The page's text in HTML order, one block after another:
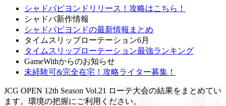
シャドバビヨンドリリース！攻略はこちら！
シャドバ新作情報
シャドバビヨンドの最新情報まとめ
タイムスリップローテーション6月
タイムスリップローテーション最強ランキング
GameWithからのお知らせ
未経験可&完全在宅！攻略ライター募集！
JCG OPEN 12th Season Vol.21 ローテ大会の結果をまとめてい
ます。環境の把握にご利用ください。